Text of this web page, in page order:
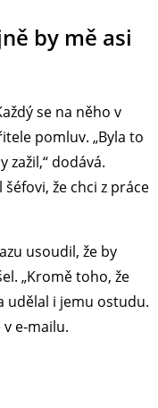
by mě asi
se na něho v
pomluv. „Byla to
zažil,“ dodává.
že chci z práce
usoudil, že by
„Kromě toho, že
udělal i jemu ostudu.
e-mailu.